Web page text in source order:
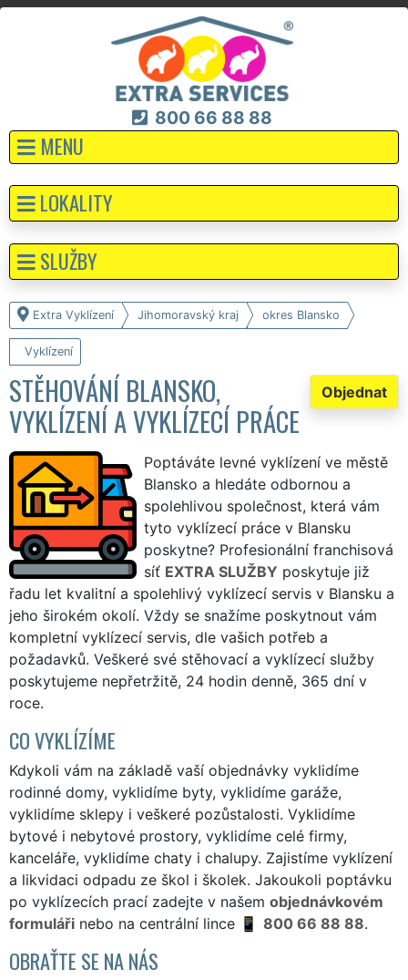
800 66 88 88
MENU
Extra Vyklízení Jihomoravský kraj okres Blansko
Vyklízení
Objednat
STĚHOVÁNÍ BLANSKO,
VYKLÍZENÍ A VYKLÍZECÍ PRÁCE
Poptáváte levné vyklízení ve městě
Blansko a hledáte odbornou a
spolehlivou společnost, která vám
tyto vyklízecí práce v Blansku
poskytne? Profesionální franchisová
síť EXTRA SLUŽBY poskytuje již
řadu let kvalitní a spolehlivý vyklízecí servis v Blansku a
jeho širokém okolí. Vždy se snažíme poskytnout vám
kompletní vyklízecí servis, dle vašich potřeb a
požadavků. Veškeré své stěhovací a vyklízecí služby
poskytujeme nepřetržitě, 24 hodin denně, 365 dní v
roce.
CO VYKLÍZÍME
Kdykoli vám na základě vaší objednávky vyklidíme
rodinné domy, vyklidíme byty, vyklidíme garáže,
vyklidíme sklepy i veškeré pozůstalosti. Vyklidíme
bytové i nebytové prostory, vyklidíme celé firmy,
kanceláře, vyklidíme chaty i chalupy. Zajistíme vyklízení
a likvidaci odpadu ze škol i školek. Jakoukoli poptávku
po vyklízecích prací zadejte v našem objednávkovém
formuláři nebo na centrální lince 800 66 88 88.
OBRAŤTE SE NA NÁS
LOKALITY
SLUŽBY